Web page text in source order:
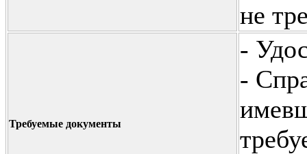
не
Требуемые документы
-
-